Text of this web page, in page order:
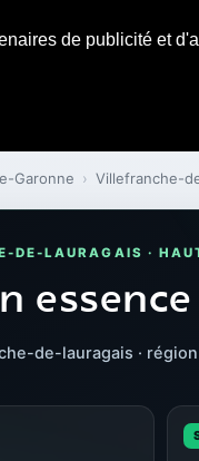
de publicité et
Garonne › Villefranche-
DE-LAURAGAIS ·
de-lauragais ·